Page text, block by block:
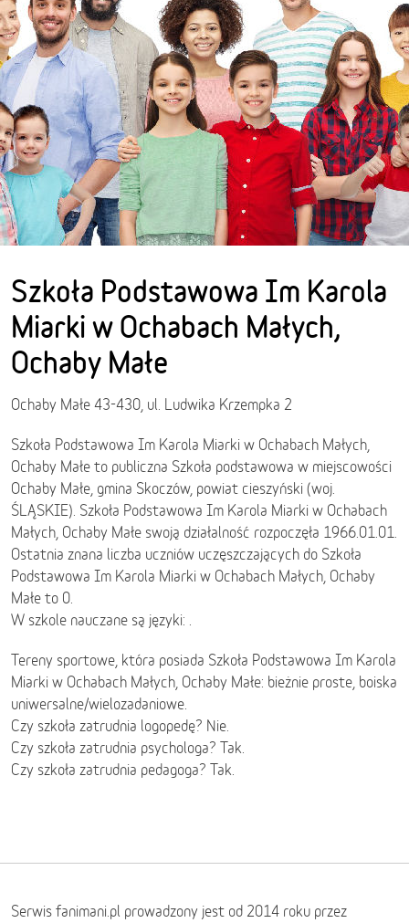
Szkoła Podstawowa Im Karola
Miarki w Ochabach Małych,
Ochaby Małe
Ochaby Małe 43-430, ul. Ludwika Krzempka 2
Szkoła Podstawowa Im Karola Miarki w Ochabach Małych,
Ochaby Małe to publiczna Szkoła podstawowa w miejscowości
Ochaby Małe, gmina Skoczów, powiat cieszyński (woj.
ŚLĄSKIE). Szkoła Podstawowa Im Karola Miarki w Ochabach
Małych, Ochaby Małe swoją działalność rozpoczęła 1966.01.01.
Ostatnia znana liczba uczniów uczęszczających do Szkoła
Podstawowa Im Karola Miarki w Ochabach Małych, Ochaby
Małe to 0.
W szkole nauczane są języki: .
Tereny sportowe, która posiada Szkoła Podstawowa Im Karola
Miarki w Ochabach Małych, Ochaby Małe: bieżnie proste, boiska
uniwersalne/wielozadaniowe.
Czy szkoła zatrudnia logopedę? Nie.
Czy szkoła zatrudnia psychologa? Tak.
Czy szkoła zatrudnia pedagoga? Tak.
Serwis fanimani.pl prowadzony jest od 2014 roku przez